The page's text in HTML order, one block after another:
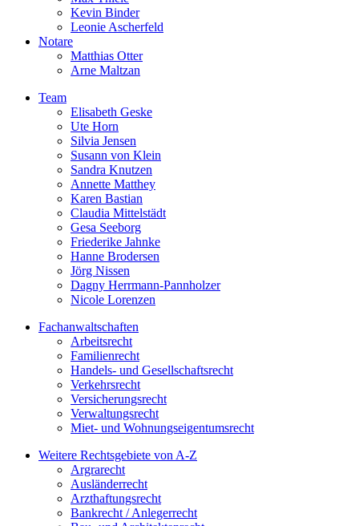
Kevin Binder
Leonie Ascherfeld
Notare
Matthias Otter
Arne Maltzan
Team
Elisabeth Geske
Ute Horn
Silvia Jensen
Susann von Klein
Sandra Knutzen
Annette Matthey
Karen Bastian
Claudia Mittelstädt
Gesa Seeborg
Friederike Jahnke
Hanne Brodersen
Jörg Nissen
Dagny Herrmann-Pannholzer
Nicole Lorenzen
Fachanwaltschaften
Arbeitsrecht
Familienrecht
Handels- und Gesellschaftsrecht
Verkehrsrecht
Versicherungsrecht
Verwaltungsrecht
Miet- und Wohnungseigentumsrecht
Weitere Rechtsgebiete von A-Z
Argrarecht
Ausländerrecht
Arzthaftungsrecht
Bankrecht / Anlegerrecht